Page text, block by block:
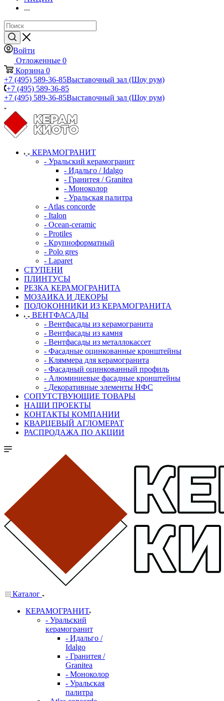
...
Войти
Отложенные 0
Корзина 0
+7 (495) 589-36-85Выставочный зал (Шоу рум)
+7 (495) 589-36-85
+7 (495) 589-36-85Выставочный зал (Шоу рум)
КЕРАМОГРАНИТ
- Уральский керамогранит
- Идальго / Idalgo
- Гранитея / Granitea
- Моноколор
- Уральская палитра
- Atlas concorde
- Italon
- Ocean-ceramic
- Protiles
- Крупноформатный
- Polo gres
- Laparet
СТУПЕНИ
ПЛИНТУСЫ
РЕЗКА КЕРАМОГРАНИТА
МОЗАИКА И ДЕКОРЫ
ПОДОКОННИКИ ИЗ КЕРАМОГРАНИТА
ВЕНТФАСАДЫ
- Вентфасады из керамогранита
- Вентфасады из камня
- Вентфасады из металлокассет
- Фасадные оцинкованные кронштейны
- Кляммера для керамогранита
- Фасадный оцинкованный профиль
- Алюминиевые фасадные кронштейны
- Декоративные элементы НФС
СОПУТСТВУЮЩИЕ ТОВАРЫ
НАШИ ПРОЕКТЫ
КОНТАКТЫ КОМПАНИИ
КВАРЦЕВЫЙ АГЛОМЕРАТ
РАСПРОДАЖА ПО АКЦИИ
Каталог
КЕРАМОГРАНИТ
- Уральский
керамогранит
- Идальго /
Idalgo
- Гранитея /
Granitea
- Моноколор
- Уральская
палитра